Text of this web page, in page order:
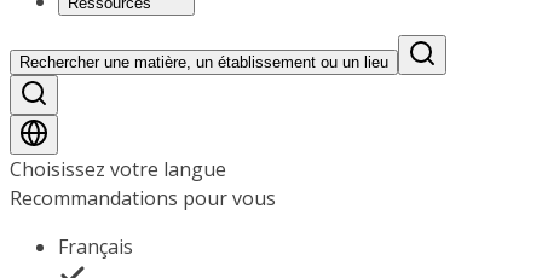
Rechercher une matière, un établissement ou un lieu
Choisissez votre langue
Recommandations pour vous
Français